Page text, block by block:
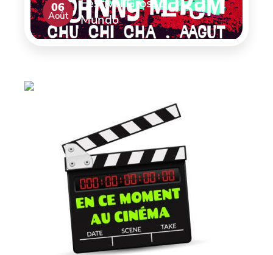
06
Août
Mundo